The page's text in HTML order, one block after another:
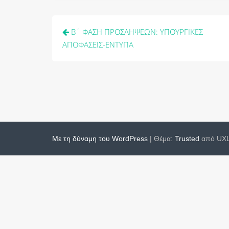
Πλοήγηση
άρθρων
Β΄ ΦΑΣΗ ΠΡΟΣΛΗΨΕΩΝ: ΥΠΟΥΡΓΙΚΕΣ
ΑΠΟΦΑΣΕΙΣ-ΕΝΤΥΠΑ
Με τη δύναμη του WordPress | Θέμα: Trusted από